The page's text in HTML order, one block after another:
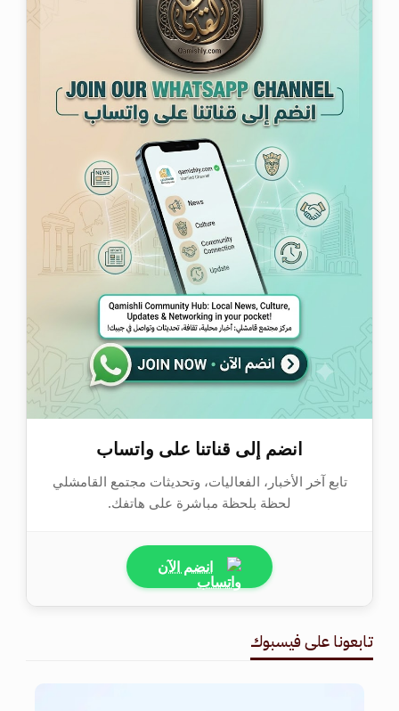
انضم إلى قناتنا على واتساب
تابع آخر الأخبار، الفعاليات، وتحديثات مجتمع القامشلي
لحظة بلحظة مباشرة على هاتفك.
انضم الآن
تابعونا على فيسبوك